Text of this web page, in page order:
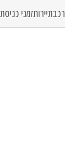
רכבתיירותזמני